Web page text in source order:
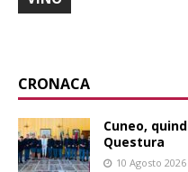
CRONACA
Cuneo,
Questura
10 Agosto 2026